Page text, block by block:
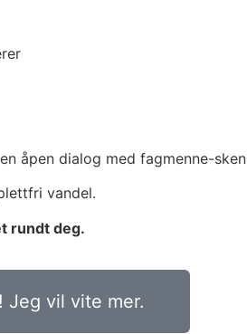
åpen dialog med fagmenne-
vandel.
rundt deg.
Jeg vil vite mer.